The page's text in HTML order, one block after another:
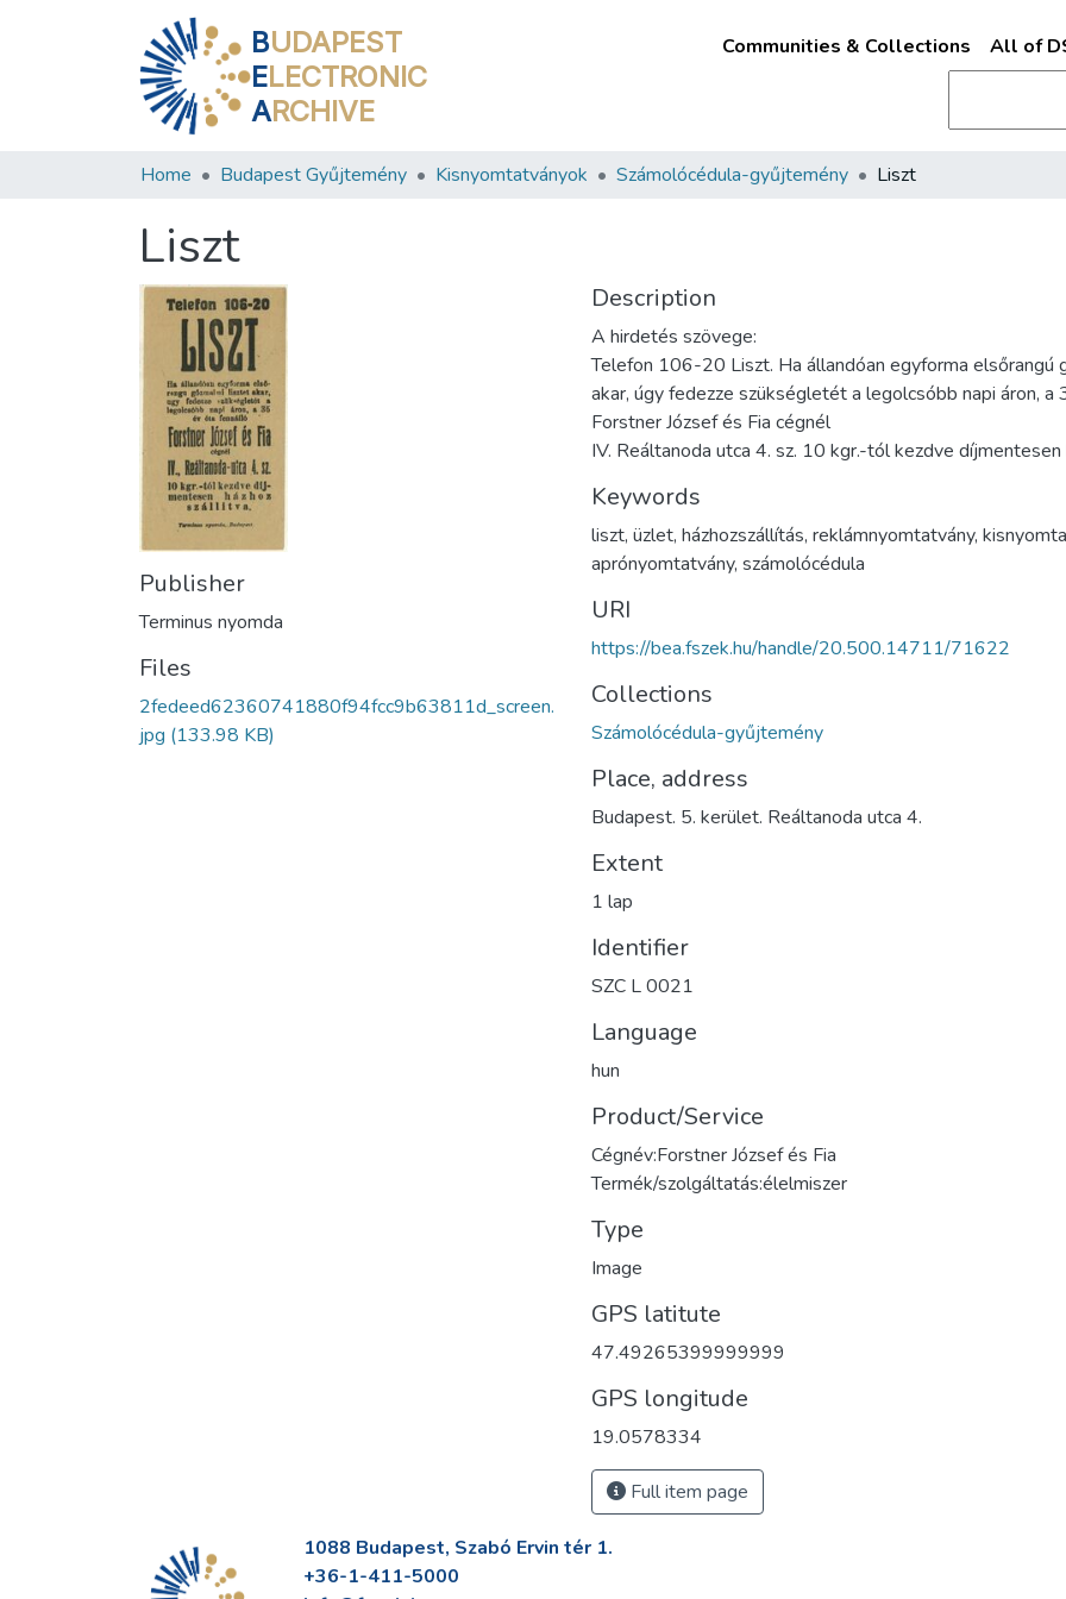
BUDAPEST
ELECTRONIC
ARCHIVE
Communities & Collections All of
Home Budapest Gyűjtemény Kisnyomtatványok Számolócédula-gyűjtemény Liszt
Liszt
Publisher
Terminus nyomda
Files
2fedeed62360741880f94fcc9b63811d_screen.
jpg (133.98 KB)
Description
A hirdetés szövege:
Telefon 106-20 Liszt. Ha állandóan egyforma elsőrangú
akar, úgy fedezze szükségletét a legolcsóbb napi áron, a
Forstner József és Fia cégnél
IV. Reáltanoda utca 4. sz. 10 kgr.-tól kezdve díjmentesen
Keywords
liszt, üzlet, házhozszállítás, reklámnyomtatvány,
aprónyomtatvány, számolócédula
URI
https://bea.fszek.hu/handle/20.500.14711/71622
Collections
Számolócédula-gyűjtemény
Place, address
Budapest. 5. kerület. Reáltanoda utca 4.
Extent
1 lap
Identifier
SZC L 0021
Language
hun
Product/Service
Cégnév:Forstner József és Fia
Termék/szolgáltatás:élelmiszer
Type
Image
GPS latitute
47.49265399999999
GPS longitude
19.0578334
Full item page
1088 Budapest, Szabó Ervin tér 1.
+36-1-411-5000